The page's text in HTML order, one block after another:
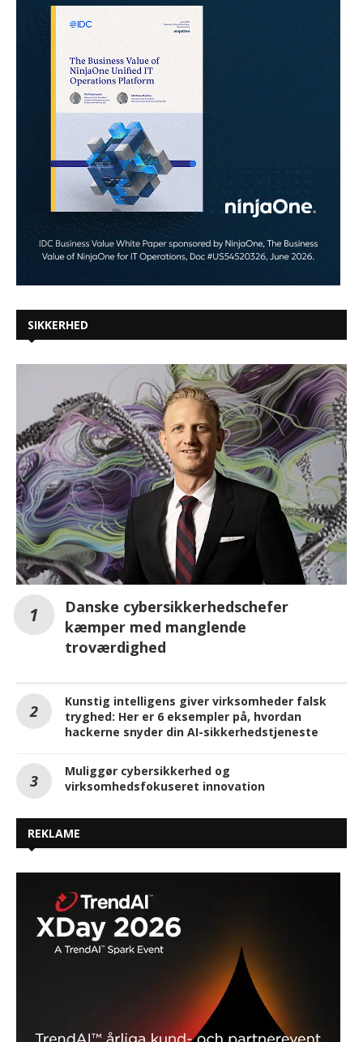
SIKKERHED
Danske cybersikkerhedschefer
kæmper med manglende
troværdighed
Kunstig intelligens giver virksomheder falsk
tryghed: Her er 6 eksempler på, hvordan
hackerne snyder din AI-sikkerhedstjeneste
Muliggør cybersikkerhed og
virksomhedsfokuseret innovation
REKLAME